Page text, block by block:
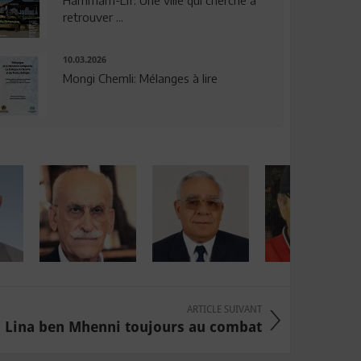
retrouver ...
10.03.2026
Mongi Chemli: Mélanges à lire
ARTICLE SUIVANT
Lina ben Mhenni toujours au combat